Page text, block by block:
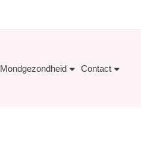
Mondgezondheid Contact